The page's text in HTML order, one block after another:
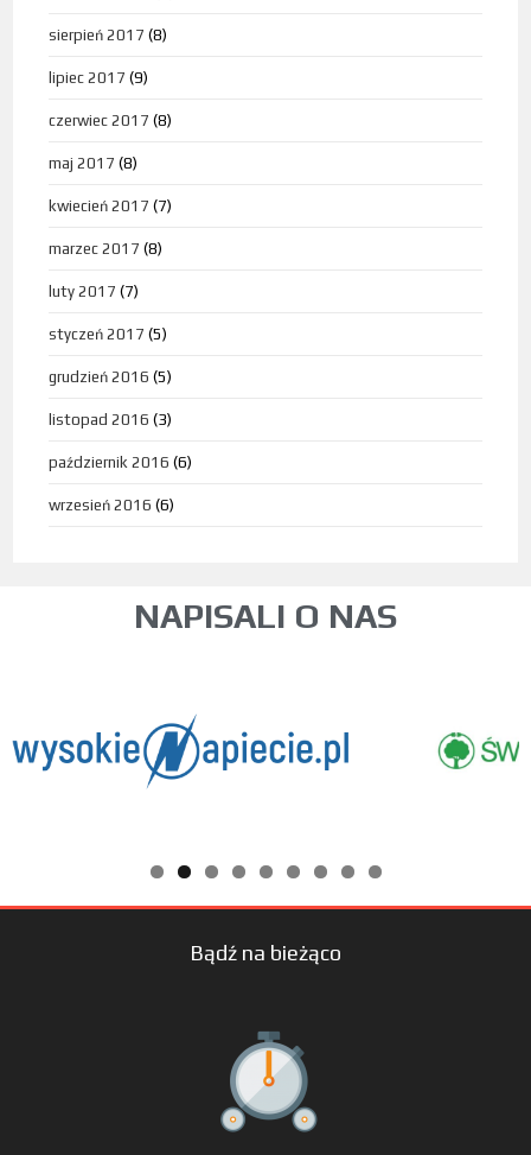
sierpień 2017 (8)
lipiec 2017 (9)
czerwiec 2017 (8)
maj 2017 (8)
kwiecień 2017 (7)
marzec 2017 (8)
luty 2017 (7)
styczeń 2017 (5)
grudzień 2016 (5)
listopad 2016 (3)
październik 2016 (6)
wrzesień 2016 (6)
NAPISALI O NAS
Bądź na bieżąco